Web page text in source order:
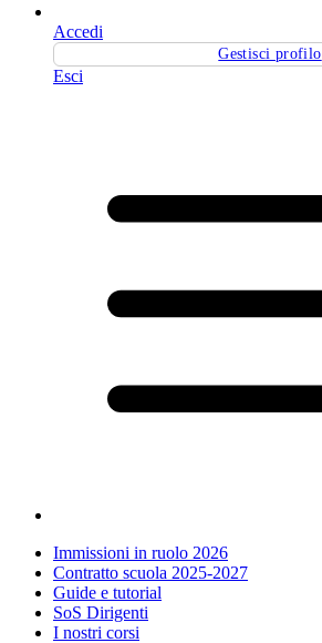
Accedi
Gestisci profilo
Esci
Immissioni in ruolo 2026
Contratto scuola 2025-2027
Guide e tutorial
SoS Dirigenti
I nostri corsi